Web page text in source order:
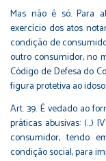
Mas não é só. Para
exercício dos atos
condição de
outro consumidor, no
Código de Defesa do
figura protetiva ao
Art. 39. É vedado ao
práticas abusivas: (...)
consumidor, tendo
condição social, para